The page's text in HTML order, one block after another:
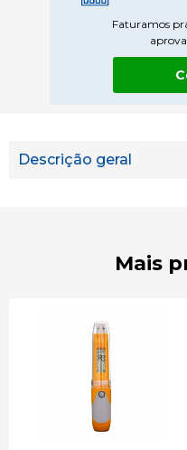
Faturamos
Descrição geral
Mais